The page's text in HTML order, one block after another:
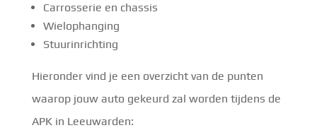
Carrosserie en chassis
Wielophanging
Stuurinrichting
Hieronder vind je een overzicht van de punten
waarop jouw auto gekeurd zal worden tijdens de
APK in Leeuwarden: